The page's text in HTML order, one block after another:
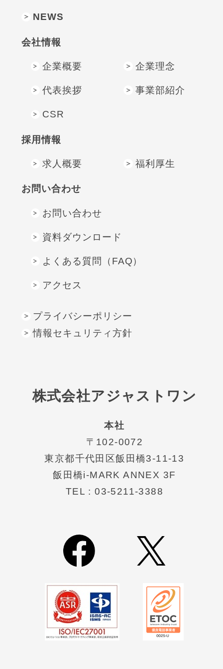
株式会社アジャストワン
本社
〒102-0072
東京都千代⽥区飯⽥橋3-11-13
飯田橋i-MARK ANNEX 3F
TEL : 03-5211-3388
NEWS
会社情報
企業概要 企業理念
代表挨拶 事業部紹介
CSR
採⽤情報
求人概要 福利厚生
お問い合わせ
お問い合わせ
資料ダウンロード
よくある質問（FAQ）
アクセス
プライバシーポリシー
情報セキュリティ方針